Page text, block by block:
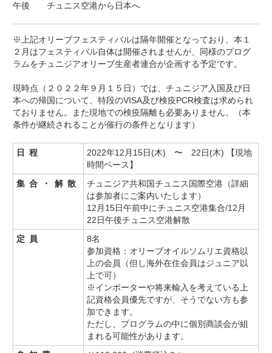
午後 チュニス空港から日本へ
※上記オリーブフェスティバルは隔年開催となっており、本１
２月はフェスティバル自体は開催されませんが、同様のプログ
ラムをチュニジアオリーブ生産者連合が企画する予定です。
現時点（２０２２年９月１５日）では、チュニジア入国及び日
本への帰国について、特段のVISA及び検疫PCR検査は求められ
ておりません。また現地での検疫隔離も必要ありません。（本
条件が継続されることが催行の条件となります）
日程
2022年12月15日(木) 〜 22日(木) 【現地
時間ベース】
集合・解散
チュニジア共和国チュニス国際空港（詳細
は参加者にご案内いたします）
12月15日午前中にチュニス空港集合/12月
22日午後チュニス空港解散
定員
8名
参加資格：オリーブオイルソムリエ資格以
上の会員（但し海外在住会員はジュニア以
上で可）
※インポーターや将来輸入を考えている上
記資格会員優先ですが、そうでない方も参
加できます。
ただし、プログラムの中に個別商談会が組
まれる可能性があります。